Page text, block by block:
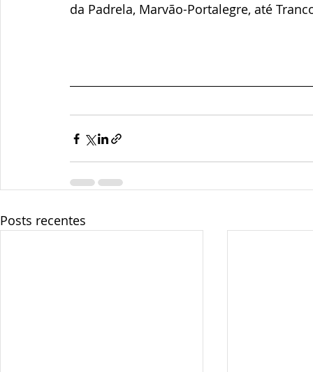
da Padrela, Marvão-Portalegre, até
Posts recentes